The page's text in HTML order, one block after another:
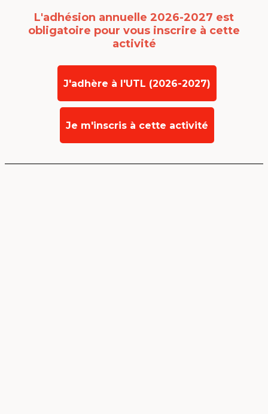
L'adhésion annuelle 2026-2027 est
obligatoire pour vous inscrire à cette
activité
J'adhère à l'UTL (2026-2027)
Je m'inscris à cette activité